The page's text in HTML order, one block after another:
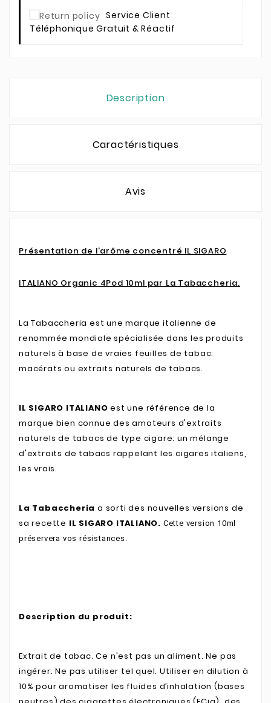
Service Client
Téléphonique Gratuit & Réactif
Description
Caractéristiques
Avis
Présentation de l'arôme concentré IL SIGARO
ITALIANO Organic 4Pod 10ml par La Tabaccheria.
La Tabaccheria est une marque italienne de
renommée mondiale spécialisée dans les produits
naturels à base de vraies feuilles de tabac:
macérats ou extraits naturels de tabacs.
IL SIGARO ITALIANOest une référence de la
marque bien connue des amateurs d'extraits
naturels de tabacs de type cigare: un mélange
d'extraits de tabacs rappelant les cigares italiens,
les vrais.
La Tabaccheria a sorti des nouvelles versions de
sa recette IL SIGARO ITALIANO. Cette version 10ml
préservera vos résistances.
Description du produit:
Extrait de tabac. Ce n'est pas un aliment. Ne pas
ingérer. Ne pas utiliser tel quel. Utiliser en dilution à
10% pour aromatiser les fluides d’inhalation (bases